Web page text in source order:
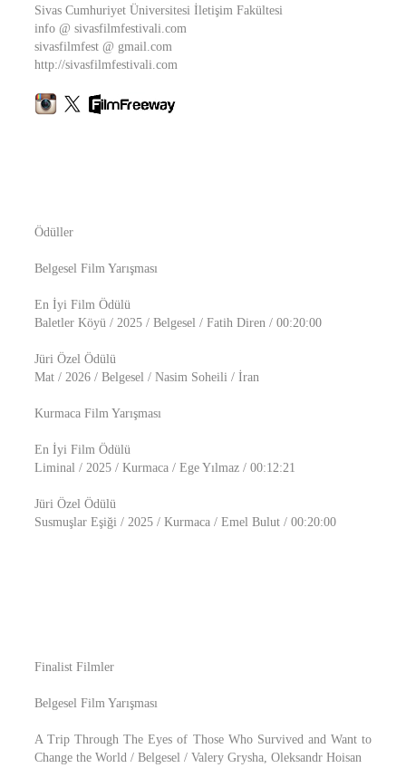
Sivas Cumhuriyet Üniversitesi İletişim Fakültesi
info @ sivasfilmfestivali.com
sivasfilmfest @ gmail.com
http://sivasfilmfestivali.com
Ödüller
Belgesel Film Yarışması
En İyi Film Ödülü
Baletler Köyü / 2025 / Belgesel / Fatih Diren / 00:20:00
Jüri Özel Ödülü
Mat / 2026 / Belgesel / Nasim Soheili / İran
Kurmaca Film Yarışması
En İyi Film Ödülü
Liminal / 2025 / Kurmaca / Ege Yılmaz / 00:12:21
Jüri Özel Ödülü
Susmuşlar Eşiği / 2025 / Kurmaca / Emel Bulut / 00:20:00
Finalist Filmler
Belgesel Film Yarışması
A Trip Through The Eyes of Those Who Survived and Want to
Change the World / Belgesel / Valery Grysha, Oleksandr Hoisan